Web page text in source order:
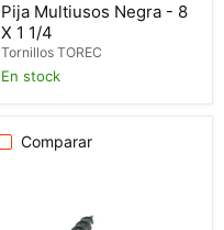
Pija Multiusos Negra - 8
X 1 1/4
Tornillos TOREC
En stock
Comparar